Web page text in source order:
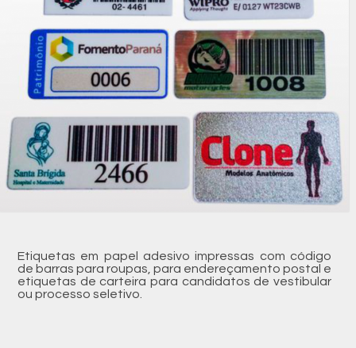
Etiquetas em papel adesivo impressas com código
de barras para roupas, para endereçamento postal e
etiquetas de carteira para candidatos de vestibular
ou processo seletivo.